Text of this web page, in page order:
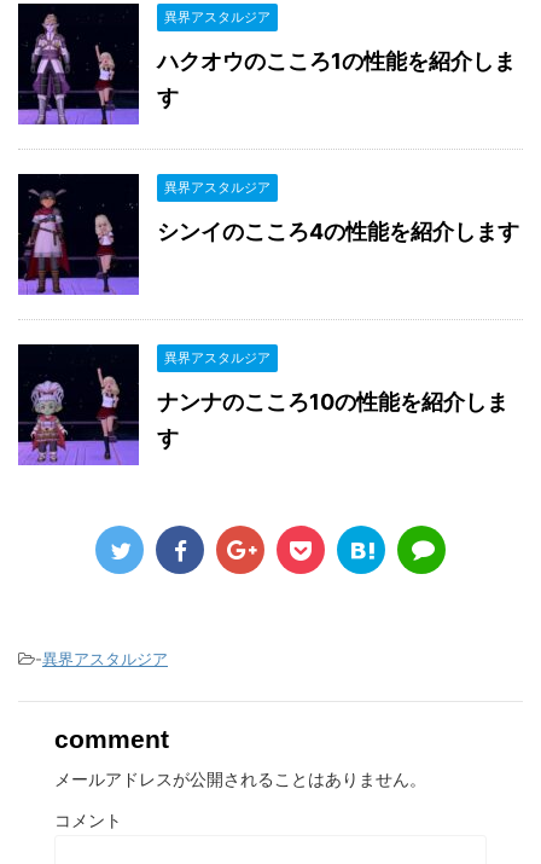
異界アスタルジア
ハクオウのこころ1の性能を紹介しま
す
異界アスタルジア
シンイのこころ4の性能を紹介します
異界アスタルジア
ナンナのこころ10の性能を紹介しま
す
-異界アスタルジア
comment
メールアドレスが公開されることはありません。
コメント